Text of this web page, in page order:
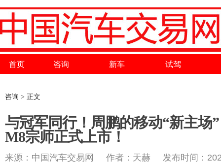
首页 咨询 新车 试驾
咨询 > 正文
与冠军同行！周鹏的移动“新主场
M8宗师正式上市！
来源：中国汽车交易网 作者：天赫 发布时间：